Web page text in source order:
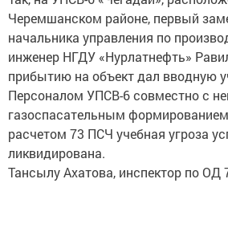
Черемшанском районе, первый
начальника управления по
инженер НГДУ «Нурлатнефть»
прибытию на объект дал вводную
Персоналом УПСВ-6 совместно с
газоспасательным
расчетом 73 ПСЧ учебная угроза
ликвидирована.
Тансылу Ахатова, инспектор по ОД